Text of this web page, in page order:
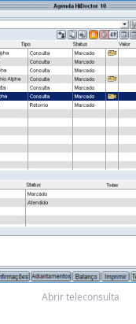
Abrir teleconsulta